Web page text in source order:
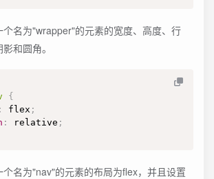
名为"wrapper"的元素的宽度、高度、行
和圆角。
{
: flex ;
: relative ;
名为"nav"的元素的布局为flex，并且设置